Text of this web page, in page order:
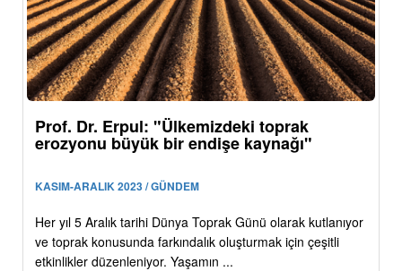
Prof. Dr. Erpul: "Ülkemizdeki toprak
erozyonu büyük bir endişe kaynağı"
KASIM-ARALIK 2023 / GÜNDEM
Her yıl 5 Aralık tarihi Dünya Toprak Günü olarak kutlanıyor
ve toprak konusunda farkındalık oluşturmak için çeşitli
etkinlikler düzenleniyor. Yaşamın ...